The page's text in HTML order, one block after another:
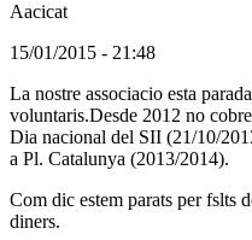
Aacicat
(Usuari
registrat)
15/01/2015 - 21:48
La nostre associacio esta
voluntaris.Desde 2012 no
Dia nacional del SII (21/10/
a Pl. Catalunya (2013/2014).
Com dic estem parats per fslts
diners.